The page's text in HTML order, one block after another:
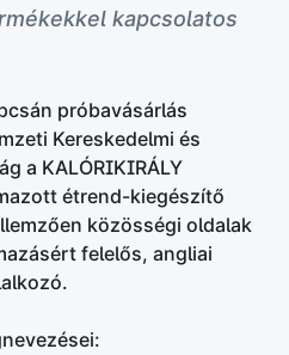
kapcsolatos
próbavásárlás
Kereskedelmi és
a KALÓRIKIRÁLY
étrend-kiegészítő
közösségi oldalak
felelős, angliai